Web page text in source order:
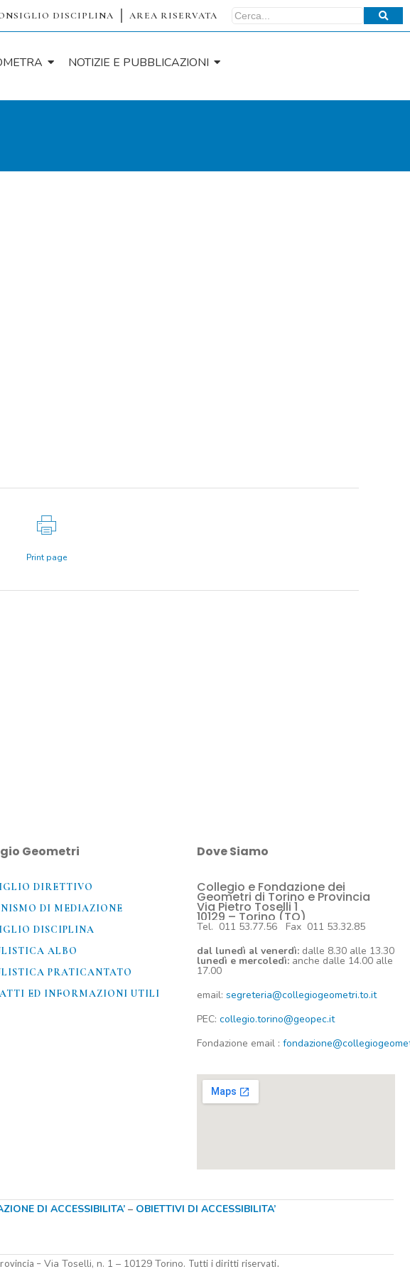
DISCIPLINA AREA RISERVATA
NOTIZIE E PUBBLICAZIONI
Print page
Geometri
DIRETTIVO
DI MEDIAZIONE
DISCIPLINA
ALBO
PRATICANTATO
ED INFORMAZIONI UTILI​
Dove Siamo
Collegio e Fondazione dei
Geometri di Torino e Provincia
Via Pietro Toselli 1
10129 – Torino (TO)
Tel. 011 53.77.56 Fax 011 53.32.85
dal lunedì al venerdì: dalle 8.30 alle 13.30
lunedì e mercoledì: anche dalle 14.00 alle
17.00
email: segreteria@collegiogeometri.to.it
PEC: collegio.torino@geopec.it
Fondazione email :
DI ACCESSIBILITA’– OBIETTIVI DI ACCESSIBILITA’
– Via Toselli, n. 1 – 10129 Torino. Tutti i diritti riservati.